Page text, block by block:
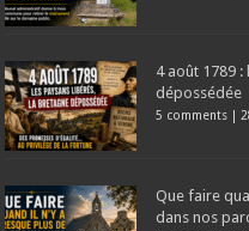
4 août 1789
dépossédée
5 comments
Que faire
dans nos